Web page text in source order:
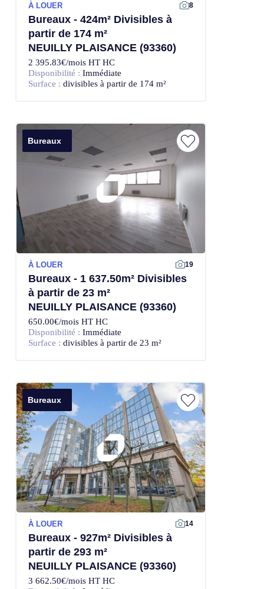
À LOUER 8
Bureaux - 424m² Divisibles à
partir de 174 m²
NEUILLY PLAISANCE (93360)
2 395.83€/mois HT HC
Disponibilité : Immédiate
Surface : divisibles à partir de 174 m²
Bureaux
À LOUER 19
Bureaux - 1 637.50m² Divisibles
à partir de 23 m²
NEUILLY PLAISANCE (93360)
650.00€/mois HT HC
Disponibilité : Immédiate
Surface : divisibles à partir de 23 m²
Bureaux
À LOUER 14
Bureaux - 927m² Divisibles à
partir de 293 m²
NEUILLY PLAISANCE (93360)
3 662.50€/mois HT HC